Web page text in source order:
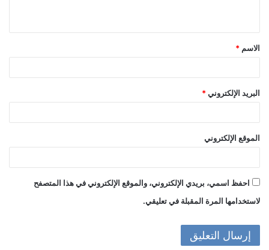
ق
*
الاسم *
البريد الإلكتروني *
الموقع الإلكتروني
احفظ اسمي، بريدي الإلكتروني، والموقع الإلكتروني في هذا المتصفح
لاستخدامها المرة المقبلة في تعليقي.